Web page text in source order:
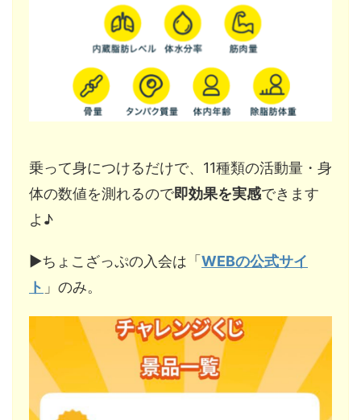
乗って身につけるだけで、11種類の活動量・身
体の数値を測れるので即効果を実感できます
よ♪
▶︎ちょこざっぷの入会は「 WEBの公式サイ
ト 」のみ。